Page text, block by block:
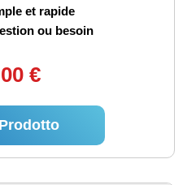
et rapide
ou besoin
€